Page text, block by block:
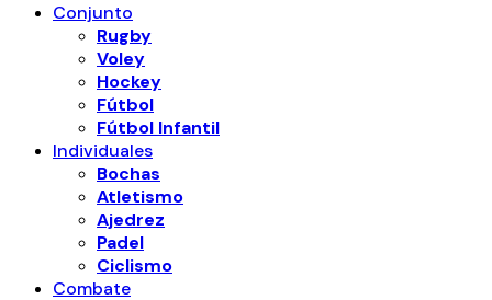
Conjunto
Rugby
Voley
Hockey
Fútbol
Fútbol Infantil
Individuales
Bochas
Atletismo
Ajedrez
Padel
Ciclismo
Combate